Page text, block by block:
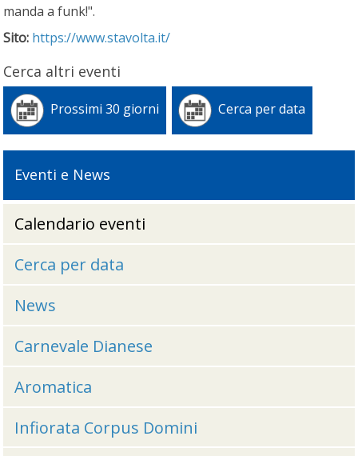
manda a funk!".
Sito: https://www.stavolta.it/
Cerca altri eventi
Prossimi 30 giorni Cerca per data
Eventi e News
Calendario eventi
Cerca per data
News
Carnevale Dianese
Aromatica
Infiorata Corpus Domini